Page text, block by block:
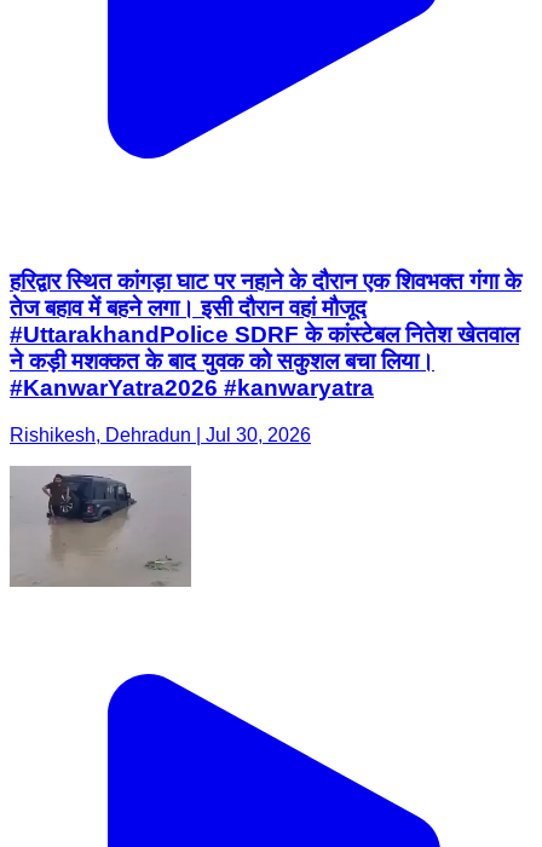
हरिद्वार स्थित कांगड़ा घाट पर नहाने के दौरान एक शिवभक्त गंगा के
तेज बहाव में बहने लगा। इसी दौरान वहां मौजूद
#UttarakhandPolice SDRF के कांस्टेबल नितेश खेतवाल
ने कड़ी मशक्कत के बाद युवक को सकुशल बचा लिया।
#KanwarYatra2026 #kanwaryatra
Rishikesh, Dehradun | Jul 30, 2026